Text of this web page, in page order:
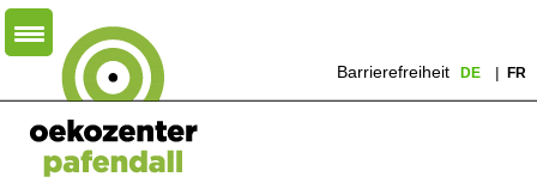
Barrierefreiheit DE FR